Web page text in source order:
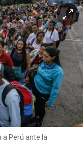
a Perú ante la